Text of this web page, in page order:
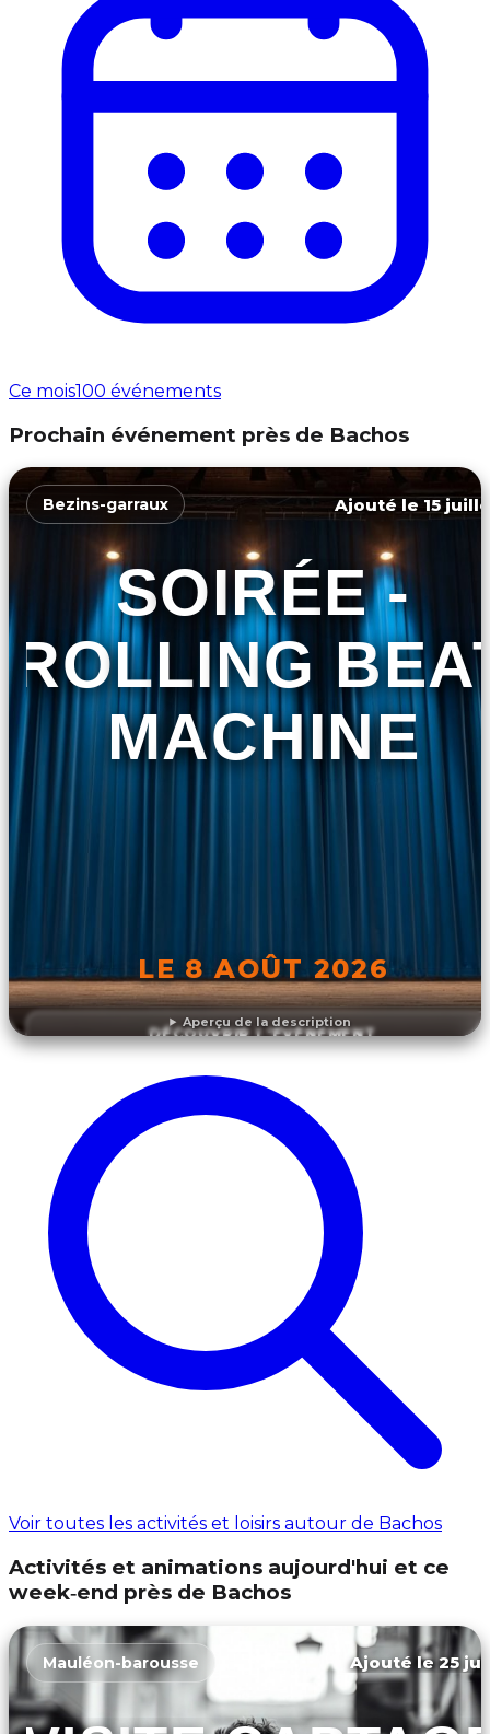
Ce mois100 événements
Prochain événement près de Bachos
Aperçu de la description
Bezins-garraux Ajouté le 15
SOIRÉE -
ROLLING
MACHINE
LE 8 AOÛT 2026
DÉCOUVRIR L'ÉVÉNEMENT
Voir toutes les activités et loisirs autour de Bachos
Activités et animations aujourd'hui et ce
week‑end près de Bachos
Mauléon-barousse Ajouté le 25